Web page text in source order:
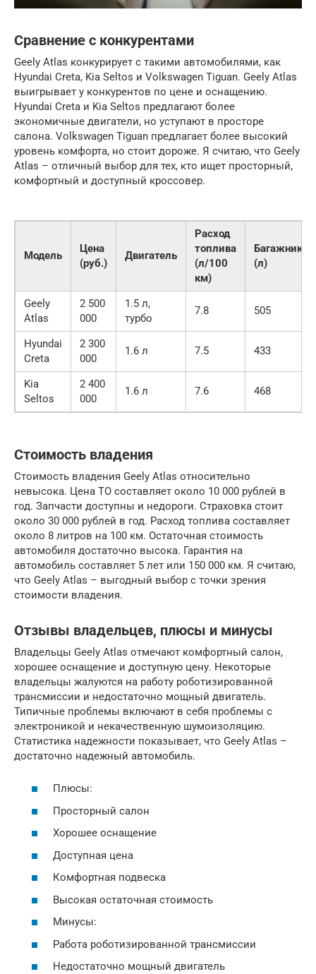
Сравнение с конкурентами
Geely Atlas конкурирует с такими автомобилями, как
Hyundai Creta, Kia Seltos и Volkswagen Tiguan. Geely Atlas
выигрывает у конкурентов по цене и оснащению.
Hyundai Creta и Kia Seltos предлагают более
экономичные двигатели, но уступают в просторе
салона. Volkswagen Tiguan предлагает более высокий
уровень комфорта, но стоит дороже. Я считаю, что Geely
Atlas – отличный выбор для тех, кто ищет просторный,
комфортный и доступный кроссовер.
Модель
Цена
(руб.)
Двигатель
Расход
топлива
(л/100
км)
Багажник
(л)
Geely
Atlas
2 500
000
1.5 л,
турбо
7.8 505
Hyundai
Creta
2 300
000
1.6 л 7.5 433
Kia
Seltos
2 400
000
1.6 л 7.6 468
Стоимость владения
Стоимость владения Geely Atlas относительно
невысока. Цена ТО составляет около 10 000 рублей в
год. Запчасти доступны и недороги. Страховка стоит
около 30 000 рублей в год. Расход топлива составляет
около 8 литров на 100 км. Остаточная стоимость
автомобиля достаточно высока. Гарантия на
автомобиль составляет 5 лет или 150 000 км. Я считаю,
что Geely Atlas – выгодный выбор с точки зрения
стоимости владения.
Отзывы владельцев, плюсы и минусы
Владельцы Geely Atlas отмечают комфортный салон,
хорошее оснащение и доступную цену. Некоторые
владельцы жалуются на работу роботизированной
трансмиссии и недостаточно мощный двигатель.
Типичные проблемы включают в себя проблемы с
электроникой и некачественную шумоизоляцию.
Статистика надежности показывает, что Geely Atlas –
достаточно надежный автомобиль.
Плюсы:
Просторный салон
Хорошее оснащение
Доступная цена
Комфортная подвеска
Высокая остаточная стоимость
Минусы:
Работа роботизированной трансмиссии
Недостаточно мощный двигатель